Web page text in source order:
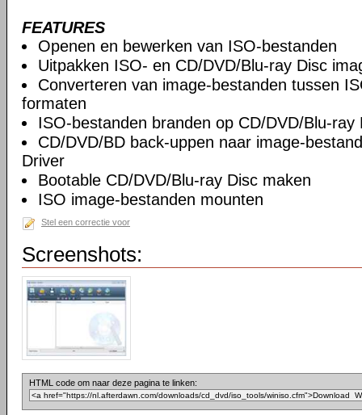
FEATURES
Openen en bewerken van ISO-bestanden
Uitpakken ISO- en CD/DVD/Blu-ray Disc
Converteren van image-bestanden tussen
formaten
ISO-bestanden branden op CD/DVD/Blu-ray
CD/DVD/BD back-uppen naar image-
Driver
Bootable CD/DVD/Blu-ray Disc maken
ISO image-bestanden mounten
Stel een correctie voor
Screenshots:
HTML code om naar deze pagina te linken: